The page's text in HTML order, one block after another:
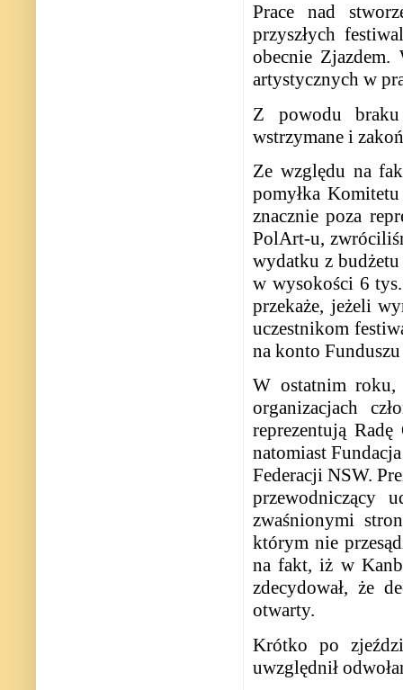
Prace nad
przyszłych
obecnie Zjazdem.
artystycznych w
Z powodu
wstrzymane i
Ze względu na
pomyłka
znacznie poza
PolArt-u,
wydatku z
w wysokości 6
przekaże, jeżeli
uczestnikom
na konto
W ostatnim
organizacjach
reprezentują
natomiast
Federacji NSW.
przewodniczący
zwaśnionymi
którym nie
na fakt, iż w
zdecydował, że
otwarty.
Krótko po
uwzględnił